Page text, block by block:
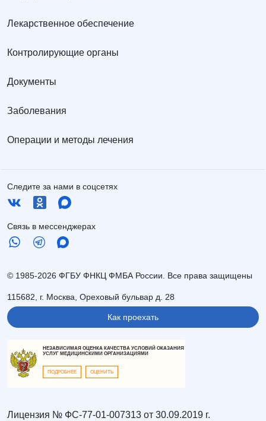
Лекарственное обеспечение
Контролирующие органы
Документы
Заболевания
Операции и методы лечения
Следите за нами в соцсетях
Связь в мессенджерах
© 1985-2026 ФГБУ ФНКЦ ФМБА России. Все права защищены
115682, г. Москва, Ореховый бульвар д. 28
Как проехать
НЕЗАВИСИМАЯ ОЦЕНКА КАЧЕСТВА УСЛОВИЙ ОКАЗАНИЯ
УСЛУГ МЕДИЦИНСКИМИ ОРГАНИЗАЦИЯМИ
ПОДРОБНЕЕ ОЦЕНИТЬ
Лицензия № ФС-77-01-007313 от 30.09.2019 г.